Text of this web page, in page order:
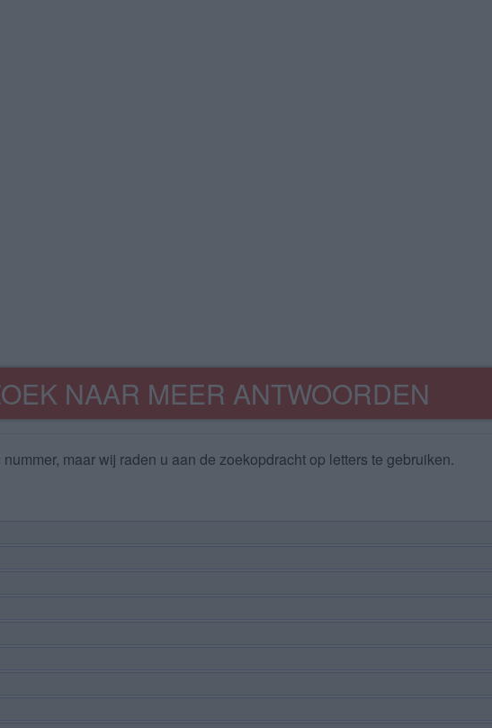
NAAR MEER ANTWOORDEN
maar wij raden u aan de zoekopdracht op letters te gebruiken.